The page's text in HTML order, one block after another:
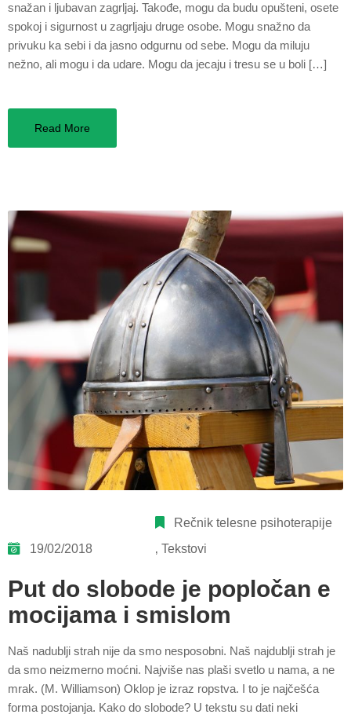
snažan i ljubavan zagrljaj. Takođe, mogu da budu opušteni, osete
spokoj i sigurnost u zagrljaju druge osobe. Mogu snažno da
privuku ka sebi i da jasno odgurnu od sebe. Mogu da miluju
nežno, ali mogu i da udare. Mogu da jecaju i tresu se u boli […]
Read More
19/02/2018
Rečnik telesne psihoterapije
‚Tekstovi
Put do slobode je popločan e
mocijama i smislom
Naš nadublji strah nije da smo nesposobni. Naš najdublji strah je
da smo neizmerno moćni. Najviše nas plaši svetlo u nama, a ne
mrak. (M. Williamson) Oklop je izraz ropstva. I to je najčešća
forma postojanja. Kako do slobode? U tekstu su dati neki